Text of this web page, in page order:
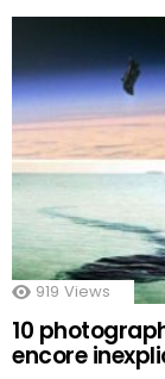
919 Views
10
encore